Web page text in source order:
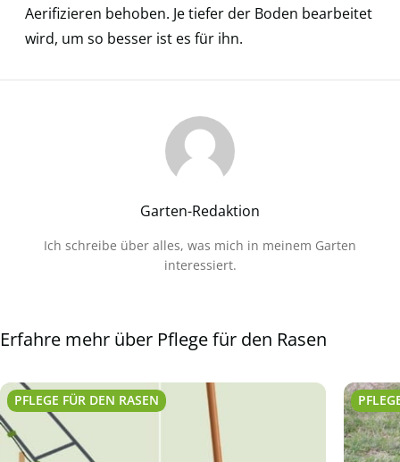
Aerifizieren behoben. Je tiefer der Boden bearbeitet
wird, um so besser ist es für ihn.
Garten-Redaktion
Ich schreibe über alles, was mich in meinem Garten
interessiert.
Erfahre mehr über Pflege für den Rasen
PFLEGE FÜR DEN RASEN